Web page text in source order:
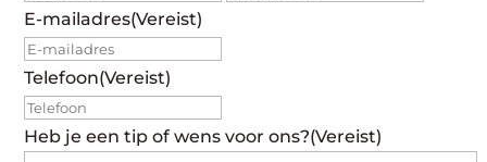
E-mailadres(Vereist)
Telefoon(Vereist)
Heb je een tip of wens voor ons?(Vereist)